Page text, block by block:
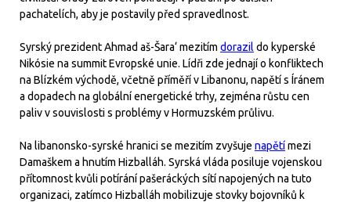
pachatelích, aby je postavily před spravedlnost.
Syrský prezident Ahmad aš-Šara‘ mezitím dorazil do kyperské
Nikósie na summit Evropské unie. Lídři zde jednají o konfliktech
na Blízkém východě, včetně příměří v Libanonu, napětí s Íránem
a dopadech na globální energetické trhy, zejména růstu cen
paliv v souvislosti s problémy v Hormuzském průlivu.
Na libanonsko-syrské hranici se mezitím zvyšuje napětímezi
Damaškem a hnutím Hizballáh. Syrská vláda posiluje vojenskou
přítomnost kvůli potírání pašeráckých sítí napojených na tuto
organizaci, zatímco Hizballáh mobilizuje stovky bojovníků k